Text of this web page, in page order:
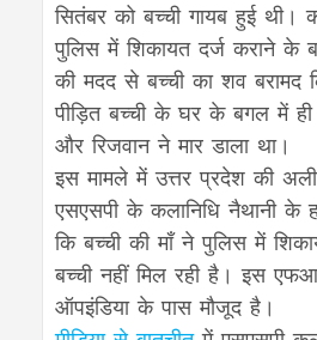
सितंबर को बच्ची गायब हुई थी।
पुलिस में शिकायत दर्ज कराने के
की मदद से बच्ची का शव बरामद
पीड़ित बच्ची के घर के बगल में
और रिजवान ने मार डाला था।
इस मामले में उत्तर प्रदेश की
एसएसपी के कलानिधि नैथानी के
कि बच्ची की माँ ने पुलिस में
बच्ची नहीं मिल रही है। इस
ऑपइंडिया के पास मौजूद है।